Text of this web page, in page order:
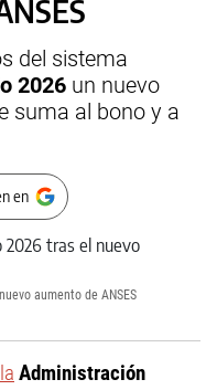
del sistema
2026 un nuevo
suma al bono y a
en
aumento de ANSES
Administración